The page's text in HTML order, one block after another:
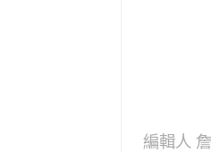
編輯人